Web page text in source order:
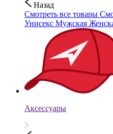
Назад
Смотреть все товары
Унисекс Мужская
Аксессуары